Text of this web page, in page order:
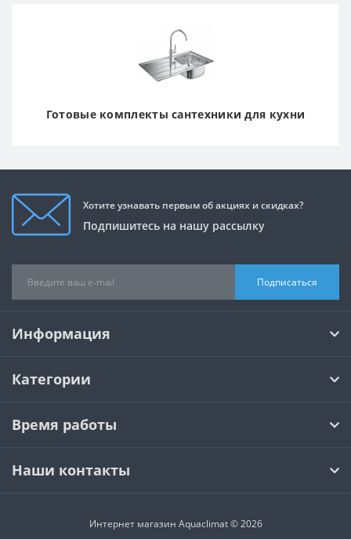
Готовые комплекты сантехники для кухни
Хотите узнавать первым об акциях и скидках?
Подпишитесь на нашу рассылку
Подписаться
Информация
Категории
Время работы
Наши контакты
Интернет магазин Aquaclimat © 2026